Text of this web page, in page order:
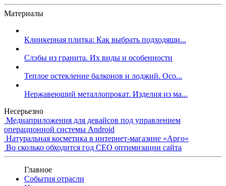
Материалы
Клинкерная плитка: Как выбрать подходящи...
Слэбы из гранита. Их виды и особенности
Теплое остекление балконов и лоджий. Осо...
Нержавеющий металлопрокат. Изделия из ма...
Несерьезно
Медиаприложения для девайсов под управлением
операционной системы Android
Натуральная косметика в интернет-магазине «Арго»
Во сколько обходится год СЕО оптимизации сайта
Главное
События отрасли